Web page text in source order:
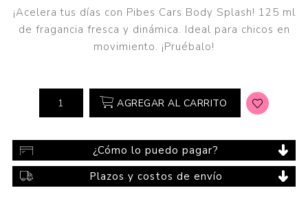
¡Acelera tus días con Pibes Cars Body Splash! 125 ml
de fragancia fresca y dinámica. Ideal para chicos en
movimiento. ¡Pruébalo!
AGREGAR AL CARRITO
¿Cómo lo puedo pagar?
Plazos y costos de envío